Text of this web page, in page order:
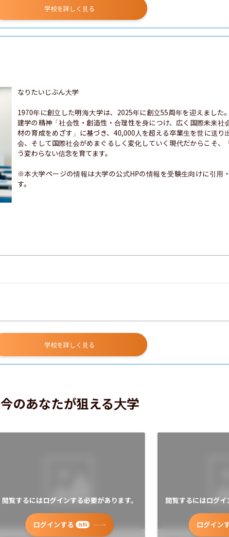
学校を詳しく見る
なりたいじぶん大学
1970年に創立した明海大学は、2025年に創立55周年を迎えました
建学の精神「社会性・創造性・合理性を身につけ、広く国際未来社
材の育成をめざす」に基づき、40,000人を超える卒業生を世に送り
会、そして国際社会がめまぐるしく変化していく現代だからこそ、
う変わらない信念を育てます。
※本大学ページの情報は大学の公式HPの情報を受験生向けに引用
す。
学校を詳しく見る
今のあなたが狙える大学
閲覧するにはログインする必要があります。
ログインする 無料
閲覧するにはログイ
ログイン